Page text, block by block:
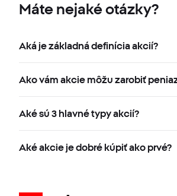
Máte nejaké otázky?
Aká je základná definícia akcií?
Ako vám akcie môžu zarobiť
Aké sú 3 hlavné typy akcií?
Aké akcie je dobré kúpiť ako prvé?